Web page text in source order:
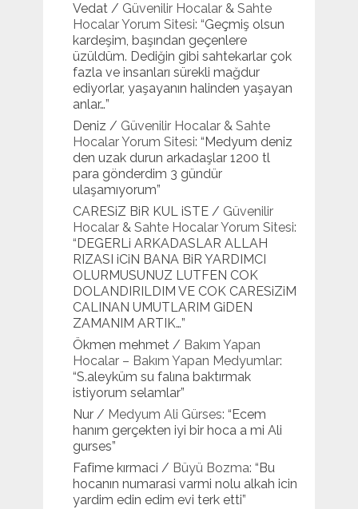
Vedat/ Güvenilir Hocalar & Sahte
Hocalar Yorum Sitesi: “Geçmiş olsun
kardeşim, başından geçenlere
üzüldüm. Dediğin gibi sahtekarlar çok
fazla ve insanları sürekli mağdur
ediyorlar, yaşayanın halinden yaşayan
anlar…”
Deniz / Güvenilir Hocalar & Sahte
Hocalar Yorum Sitesi: “ Medyum deniz
den uzak durun arkadaşlar 1200 tl
para gönderdim 3 gündür
ulaşamıyorum”
CARESiZ BiR KUL iSTE/ Güvenilir
Hocalar & Sahte Hocalar Yorum Sitesi:
“ DEGERLi ARKADASLAR ALLAH
RIZASI iCiN BANA BiR YARDIMCI
OLURMUSUNUZ LUTFEN COK
DOLANDIRILDIM VE COK CARESiZiM
CALINAN UMUTLARIM GiDEN
ZAMANIM ARTIK…”
Ökmen mehmet/ Bakım Yapan
Hocalar – Bakım Yapan Medyumlar:
“S.aleyküm su falına baktırmak
istiyorum selamlar”
Nur/ Medyum Ali Gürses: “ Ecem
hanım gerçekten iyi bir hoca a mi Ali
gurses”
Fafime kırmaci / Büyü Bozma: “ Bu
hocanın numarasi varmi nolu alkah icin
yardim edin edim evi terk etti”